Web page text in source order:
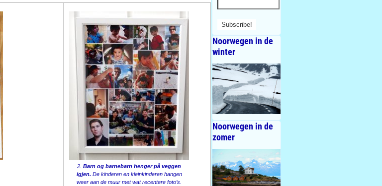
2.Barn og barnebarn henger på veggen
igjen. De kinderen en kleinkinderen hangen
weer aan de muur met wat recentere foto’s.
Noorwegen in de
winter
Noorwegen in de
zomer